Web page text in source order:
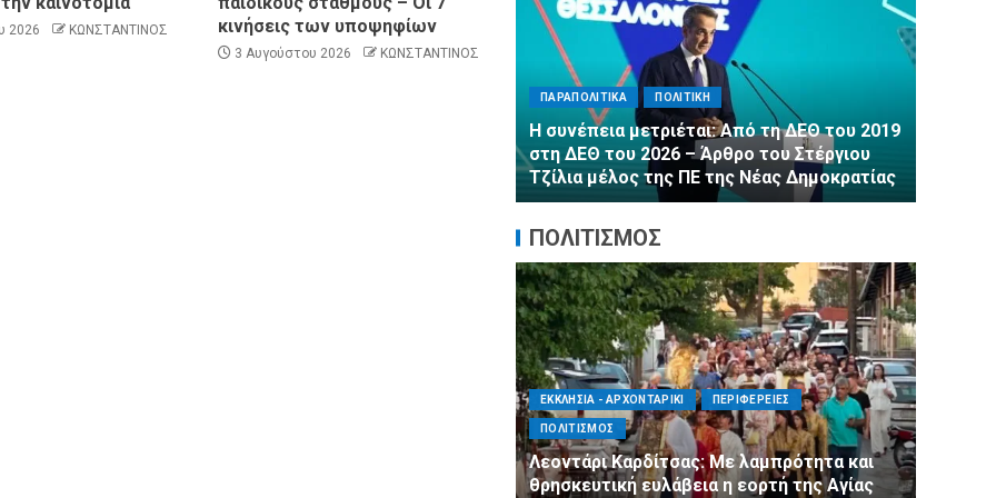
2026 ΚΩΝΣΤΑΝΤΙΝΟΣ
κινήσεις των υποψηφίων
3 Αυγούστου 2026 ΚΩΝΣΤΑΝΤΙΝΟΣ
ΠΑΡΑΠΟΛΙΤΙΚΑ ΠΟΛΙΤΙΚΗ
Η συνέπεια μετριέται: Από τη ΔΕΘ του 2019
στη ΔΕΘ του 2026 – Άρθρο του Στέργιου
Τζίλια μέλος της ΠΕ της Νέας Δημοκρατίας
ΠΟΛΙΤΙΣΜΟΣ
ΕΚΚΛΗΣΙΑ - ΑΡΧΟΝΤΑΡΙΚΙ ΠΕΡΙΦΕΡΕΙΕΣ
ΠΟΛΙΤΙΣΜΟΣ
Λεοντάρι Καρδίτσας: Με λαμπρότητα και
θρησκευτική ευλάβεια η εορτή της Αγίας